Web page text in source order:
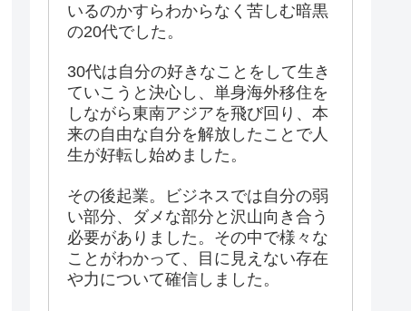
いるのかすらわからなく苦しむ暗黒
の20代でした。
30代は自分の好きなことをして生き
ていこうと決心し、単身海外移住を
しながら東南アジアを飛び回り、本
来の自由な自分を解放したことで人
生が好転し始めました。
その後起業。ビジネスでは自分の弱
い部分、ダメな部分と沢山向き合う
必要がありました。その中で様々な
ことがわかって、目に見えない存在
や力について確信しました。